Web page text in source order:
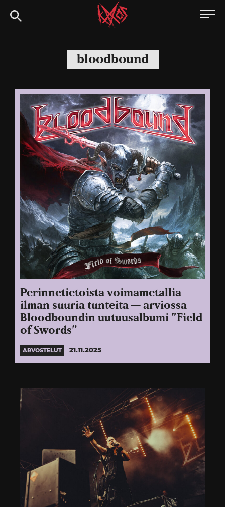
Siirry
suoraan
Kaaoszine
bloodbound
Perinnetietoista voimametallia
ilman suuria tunteita — arviossa
Bloodboundin uutuusalbumi ”Field
of Swords”
ARVOSTELUT 21.11.2025